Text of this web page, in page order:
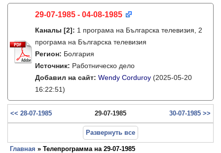
29-07-1985 - 04-08-1985
Каналы [2]: 1 програма на Българска телевизия, 2
програма на Българска телевизия
Регион: Болгария
Источник: Работническо дело
Добавил на сайт: Wendy Corduroy (2025-05-20
16:22:51)
<< 28-07-1985 29-07-1985 30-07-1985 >>
Развернуть все
Главная » Телепрограмма на 29-07-1985